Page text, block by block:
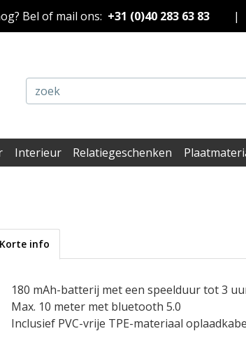
Bel of mail ons: +31 (0)40 283 63 83 |
Interieur Relatiegeschenken
Korte info
180 mAh-batterij met een speelduur tot 3
Max. 10 meter met bluetooth 5.0
Inclusief PVC-vrije TPE-materiaal